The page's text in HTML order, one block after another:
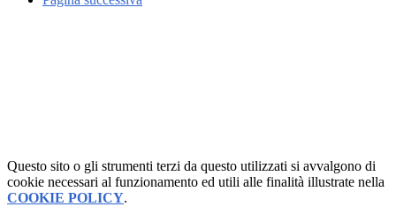
Questo sito o gli strumenti terzi da questo utilizzati si avvalgono di
cookie necessari al funzionamento ed utili alle finalità illustrate nella
COOKIE POLICY.